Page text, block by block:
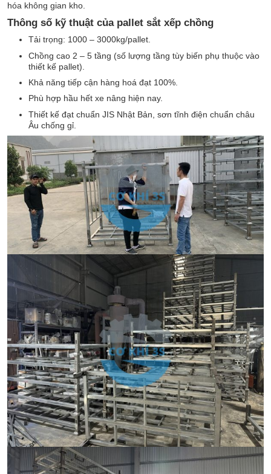
hóa không gian kho.
Thông số kỹ thuật của pallet sắt xếp chồng
Tải trọng: 1000 – 3000kg/pallet.
Chồng cao 2 – 5 tầng (số lượng tầng tùy biến phụ thuộc vào
thiết kế pallet).
Khả năng tiếp cận hàng hoá đạt 100%.
Phù hợp hầu hết xe nâng hiện nay.
Thiết kế đạt chuẩn JIS Nhật Bản, sơn tĩnh điện chuẩn châu
Âu chống gỉ.